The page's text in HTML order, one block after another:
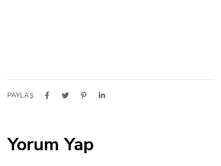
PAYLAŞ
Yorum Yap